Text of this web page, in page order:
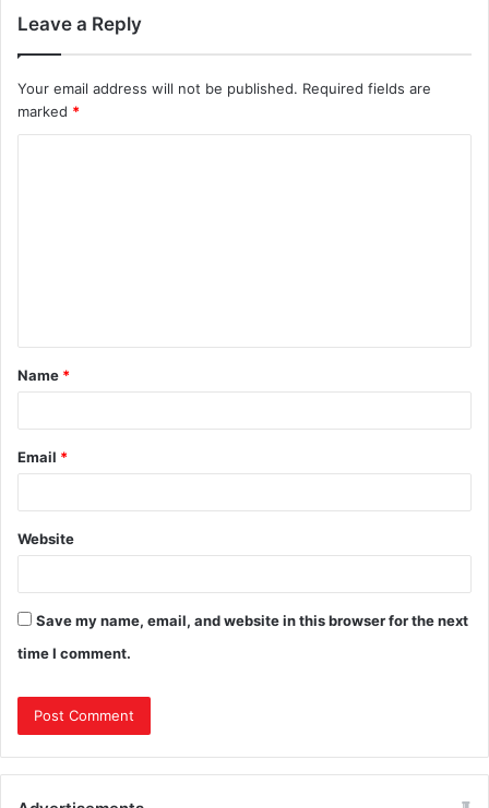
Leave a Reply
Your email address will not be published. Required fields are
marked *
Name *
Email *
Website
Save my name, email, and website in this browser for the next
time I comment.